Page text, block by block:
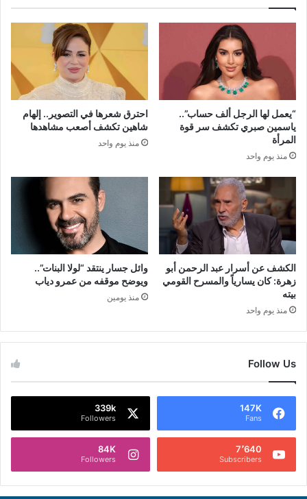
“يعمل لها الرجل ألف حساب”..
ياسمين صبري تكشف سر قوة
المرأة
منذ يوم واحد
احترق شعرها في التصوير.. إلهام
شاهين تكشف أصعب مشاهدها
منذ يوم واحد
الكشف عن أسرار عبد الرحمن أبو
زهرة: كان يسارياً والمسرح القومي
بيته
منذ يوم واحد
وائل جسار ينتقد “لولا البنات”..
ويوضح موقفه من عمرو دياب
منذ يومين
Follow Us
147K
Fans
339k
Followers
7٬640
Subscribers
84K
Followers